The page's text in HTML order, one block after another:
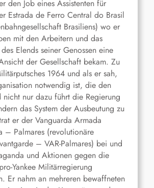
den Job eines Assistenten für
Estrada de Ferro Central do Brasil
Brasiliens) wo er
mit den Arbeitern und das
Elends seiner Genossen eine
der Gesellschaft bekam. Zu
1964 und als er sah,
notwendig ist, die den
nicht nur dazu führt die Regierung
das System der Ausbeutung zu
er der Vanguarda Armada
– Palmares (revolutionäre
– VAR-Palmares) bei und
und Aktionen gegen die
Yankee Militärregierung
Er nahm an mehreren bewaffneten